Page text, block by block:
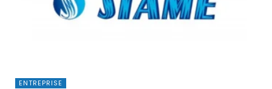
ENTREPRISE